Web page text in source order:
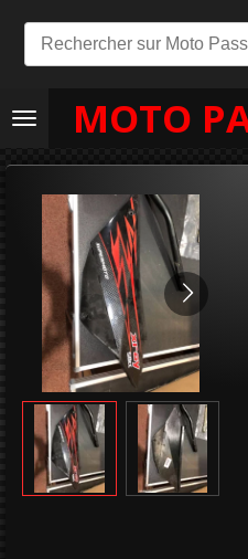
Passer
au
principal
MOTO